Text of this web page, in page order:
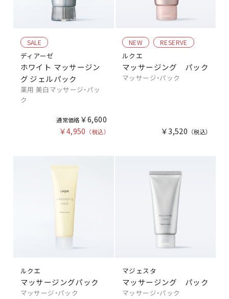
SALE
ディアーゼ
ホワイト マッサージン
グ ジェルパック
薬用 美白マッサージ・パッ
ク
￥6,600
￥4,950
NEW RESERVE
ルクエ
マッサージング パック
マッサージ・パック
￥3,520
ルクエ
マッサージングパック
マッサージ・パック
マジェスタ
マッサージング パック
マッサージ・パック